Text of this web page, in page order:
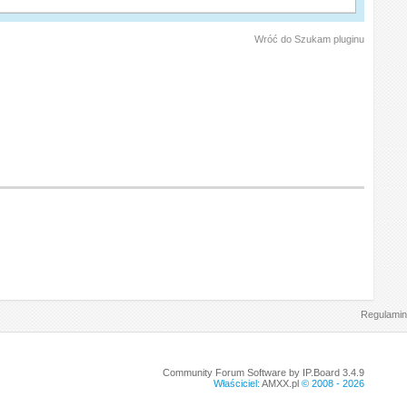
Wróć do Szukam pluginu
Regulamin
Community Forum Software by IP.Board 3.4.9
Właściciel: AMXX.pl© 2008 - 2026